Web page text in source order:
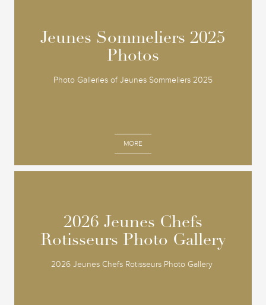
Jeunes Sommeliers 2025
Photos
Photo Galleries of Jeunes Sommeliers 2025
MORE
Jeunes Sommeliers 2025
Photos
2026 Jeunes Chefs
Rotisseurs Photo Gallery
2026 Jeunes Chefs Rotisseurs Photo Gallery
2026 Jeunes Chefs
Rotisseurs Photo Gallery